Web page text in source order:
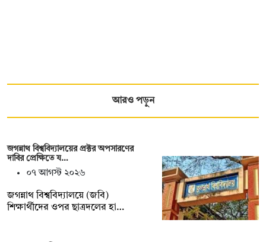
আরও পড়ুন
জগন্নাথ বিশ্ববিদ্যালয়ের প্রক্টর অপসারণের
দাবির প্রেক্ষিতে য…
০৭ আগস্ট ২০২৬
জগন্নাথ বিশ্ববিদ্যালয়ে (জবি)
শিক্ষার্থীদের ওপর ছাত্রদলের হা…